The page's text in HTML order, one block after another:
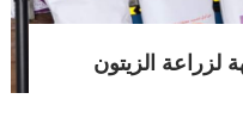
لزراعة الزيتون